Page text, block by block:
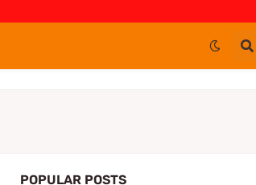
POPULAR POSTS